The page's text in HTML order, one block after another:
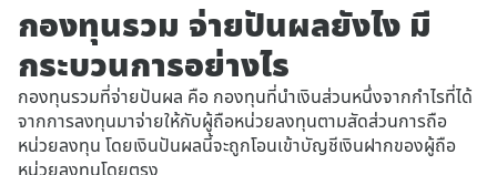
กองทุนรวม จ่ายปันผลยังไง มี
กระบวนการอย่างไร
กองทุนรวมที่จ่ายปันผล คือ กองทุนที่นำเงินส่วนหนึ่งจากกำไรที่ได้
จากการลงทุนมาจ่ายให้กับผู้ถือหน่วยลงทุนตามสัดส่วนการถือ
หน่วยลงทุน โดยเงินปันผลนี้จะถูกโอนเข้าบัญชีเงินฝากของผู้ถือ
หน่วยลงทุนโดยตรง